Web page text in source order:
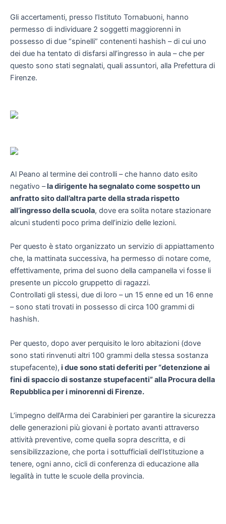
Gli accertamenti, presso l’Istituto Tornabuoni, hanno
permesso di individuare 2 soggetti maggiorenni in
possesso di due “spinelli” contenenti hashish – di cui uno
dei due ha tentato di disfarsi all’ingresso in aula – che per
questo sono stati segnalati, quali assuntori, alla Prefettura di
Firenze.
Al Peano al termine dei controlli – che hanno dato esito
negativo –la dirigente ha segnalato come sospetto un
anfratto sito dall’altra parte della strada rispetto
all’ingresso della scuola, dove era solita notare stazionare
alcuni studenti poco prima dell’inizio delle lezioni.
Per questo è stato organizzato un servizio di appiattamento
che, la mattinata successiva, ha permesso di notare come,
effettivamente, prima del suono della campanella vi fosse li
presente un piccolo gruppetto di ragazzi.
Controllati gli stessi, due di loro – un 15 enne ed un 16 enne
– sono stati trovati in possesso di circa 100 grammi di
hashish.
Per questo, dopo aver perquisito le loro abitazioni (dove
sono stati rinvenuti altri 100 grammi della stessa sostanza
stupefacente), i due sono stati deferiti per “detenzione ai
fini di spaccio di sostanze stupefacenti” alla Procura della
Repubblica per i minorenni di Firenze.
L’impegno dell’Arma dei Carabinieri per garantire la sicurezza
delle generazioni più giovani è portato avanti attraverso
attività preventive, come quella sopra descritta, e di
sensibilizzazione, che porta i sottufficiali dell’Istituzione a
tenere, ogni anno, cicli di conferenza di educazione alla
legalità in tutte le scuole della provincia.